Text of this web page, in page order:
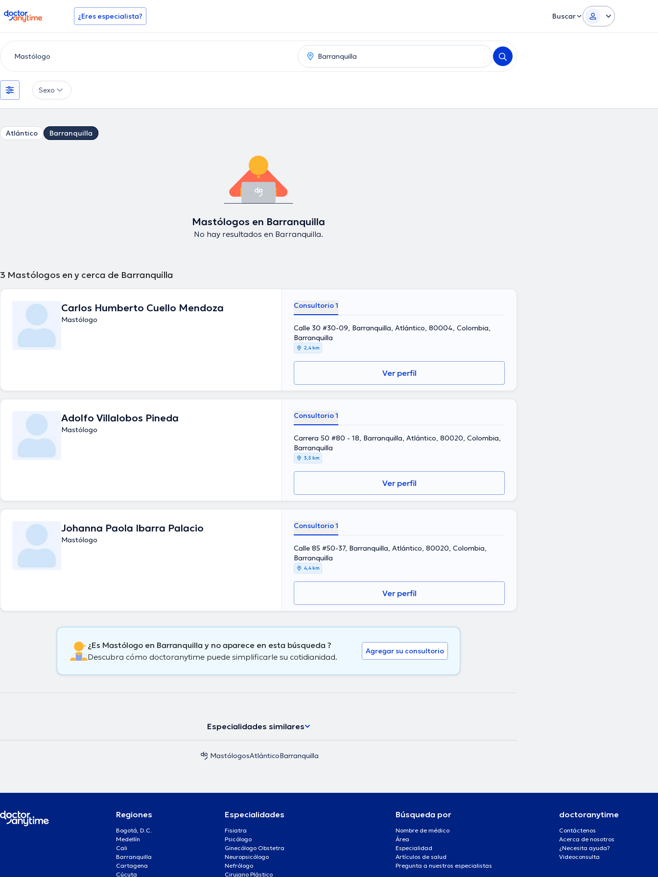
doctoranytime ¿Eres especialista? Buscar
Sexo
Atlántico Barranquilla
Mastólogos en Barranquilla
No hay resultados en Barranquilla.
3 Mastólogos en y cerca de Barranquilla
Carlos Humberto Cuello Mendoza
Mastólogo
Consultorio 1
Calle 30 #30-09, Barranquilla, Atlántico, 80004, Colombia,
Barranquilla
2,4 km
Ver perfil
Adolfo Villalobos Pineda
Mastólogo
Consultorio 1
Carrera 50 #80 - 18, Barranquilla, Atlántico, 80020, Colombia,
Barranquilla
3,5 km
Ver perfil
Johanna Paola Ibarra Palacio
Mastólogo
Consultorio 1
Calle 85 #50-37, Barranquilla, Atlántico, 80020, Colombia,
Barranquilla
4,4 km
Ver perfil
¿Es Mastólogo en Barranquilla y no aparece en esta búsqueda ?
Descubra cómo doctoranytime puede simplificarle su cotidianidad.
Agregar su consultorio
Especialidades similares
MastólogosAtlánticoBarranquilla
Regiones
Bogotá, D.C.
Medellín
Cali
Barranquilla
Cartagena
Cúcuta
Especialidades
Fisiatra
Psicólogo
Ginecólogo Obstetra
Neuropsicólogo
Nefrólogo
Cirujano Plástico
Búsqueda por
Nombre de médico
Área
Especialidad
Artículos de salud
Pregunta a nuestros especialistas
doctoranytime
Contáctenos
Acerca de nosotros
¿Necesita ayuda?
Videoconsulta